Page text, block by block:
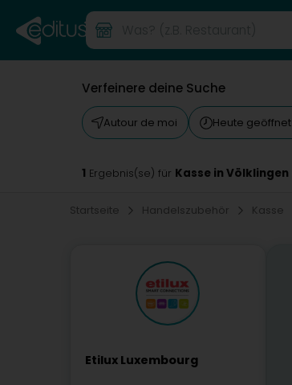
Verfeinere deine Suche
Autour de moi Heute geöffnet
1 Ergebnis(se) für Kasse in Völklingen
Startseite Handelszubehör Kasse
Etilux Luxembourg